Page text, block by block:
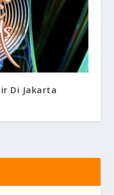
Di Jakarta